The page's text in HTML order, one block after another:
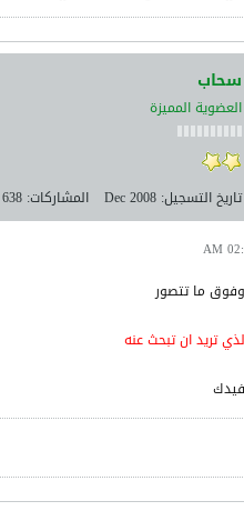
سحاب
العضوية المميزة
تاريخ التسجيل: Dec 2008 المشاركات: 638
ما تتصور
تريد ان تبحث عنه